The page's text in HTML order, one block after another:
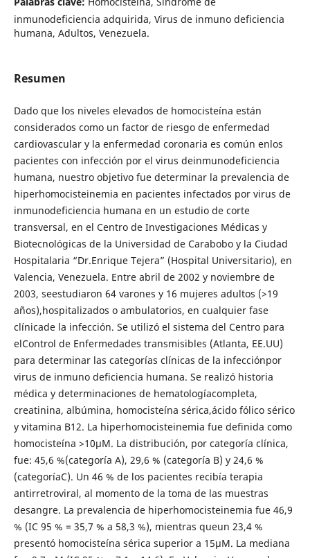
inmunodeficiencia adquirida, Virus de inmuno deficiencia
humana, Adultos, Venezuela.
Resumen
Dado que los niveles elevados de homocisteína están
considerados como un factor de riesgo de enfermedad
cardiovascular y la enfermedad coronaria es común enlos
pacientes con infección por el virus deinmunodeficiencia
humana, nuestro objetivo fue determinar la prevalencia de
hiperhomocisteinemia en pacientes infectados por virus de
inmunodeficiencia humana en un estudio de corte
transversal, en el Centro de Investigaciones Médicas y
Biotecnológicas de la Universidad de Carabobo y la Ciudad
Hospitalaria “Dr.Enrique Tejera” (Hospital Universitario), en
Valencia, Venezuela. Entre abril de 2002 y noviembre de
2003, seestudiaron 64 varones y 16 mujeres adultos (>19
años),hospitalizados o ambulatorios, en cualquier fase
clínicade la infección. Se utilizó el sistema del Centro para
elControl de Enfermedades transmisibles (Atlanta, EE.UU)
para determinar las categorías clínicas de la infecciónpor
virus de inmuno deficiencia humana. Se realizó historia
médica y determinaciones de hematologíacompleta,
creatinina, albúmina, homocisteína sérica,ácido fólico sérico
y vitamina B12. La hiperhomocisteinemia fue definida como
homocisteína >10µM. La distribución, por categoría clínica,
fue: 45,6 %(categoría A), 29,6 % (categoría B) y 24,6 %
(categoríaC). Un 46 % de los pacientes recibía terapia
antirretroviral, al momento de la toma de las muestras
desangre. La prevalencia de hiperhomocisteinemia fue 46,9
% (IC 95 % = 35,7 % a 58,3 %), mientras queun 23,4 %
presentó homocisteína sérica superior a 15µM. La mediana